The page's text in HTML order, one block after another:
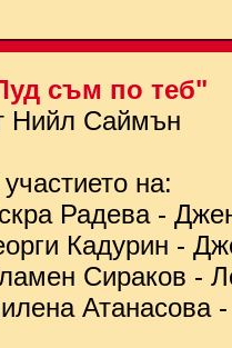
съм по теб"
Нийл Саймън
на:
Радева -
Кадурин -
Сираков -
Атанасова